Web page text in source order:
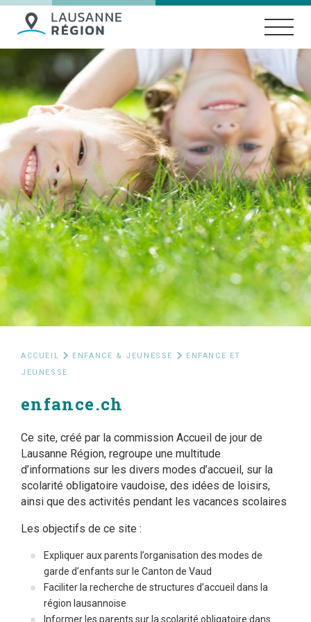
ACCUEIL ENFANCE & JEUNESSE
ENFANCE ET
JEUNESSE
enfance.ch
Ce site, créé par la commission Accueil de jour de
Lausanne Région, regroupe une multitude
d’informations sur les divers modes d’accueil, sur la
scolarité obligatoire vaudoise, des idées de loisirs,
ainsi que des activités pendant les vacances scolaires
Les objectifs de ce site :
Expliquer aux parents l’organisation des modes de
garde d’enfants sur le Canton de Vaud
Faciliter la recherche de structures d’accueil dans la
région lausannoise
Informer les parents sur la scolarité obligatoire dans